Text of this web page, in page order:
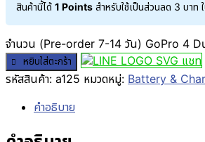
สินค้านี้ได้ 1 Points สำหรับใช้เป็นส่วนลด 3 บาท
จำนวน (Pre-order 7-14 วัน) GoPro 4
หยิบใส่ตะกร้า
แชท
รหัสสินค้า: a125 หมวดหมู่: Battery &
คำอธิบาย